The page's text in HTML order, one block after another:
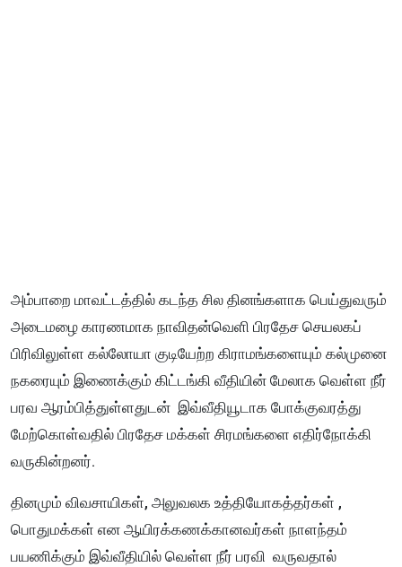
அம்பாறை மாவட்டத்தில் கடந்த சில தினங்களாக பெய்துவரும்
அடைமழை காரணமாக நாவிதன்வெளி பிரதேச செயலகப்
பிரிவிலுள்ள கல்லோயா குடியேற்ற கிராமங்களையும் கல்முனை
நகரையும் இணைக்கும் கிட்டங்கி வீதியின் மேலாக வெள்ள நீர்
பரவ ஆரம்பித்துள்ளதுடன் இவ்வீதியூடாக போக்குவரத்து
மேற்கொள்வதில் பிரதேச மக்கள் சிரமங்களை எதிர்நோக்கி
வருகின்றனர்.
தினமும் விவசாயிகள், அலுவலக உத்தியோகத்தர்கள் ,
பொதுமக்கள் என ஆயிரக்கணக்கானவர்கள் நாளந்தம்
பயணிக்கும் இவ்வீதியில் வெள்ள நீர் பரவி வருவதால்